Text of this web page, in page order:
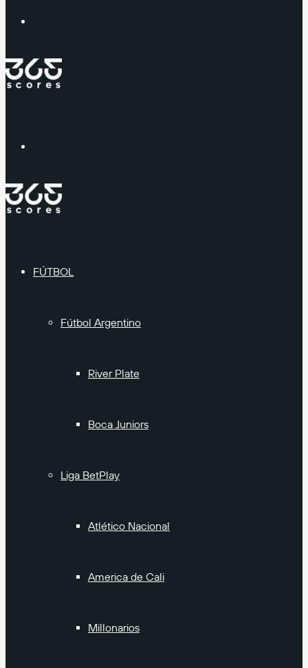
FÚTBOL
Fútbol Argentino
River Plate
Boca Juniors
Liga BetPlay
Atlético Nacional
America de Cali
Millonarios